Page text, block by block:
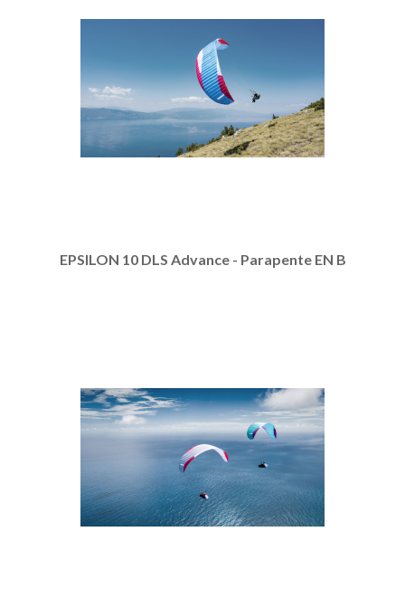
EPSILON 10 DLS Advance - Parapente EN B